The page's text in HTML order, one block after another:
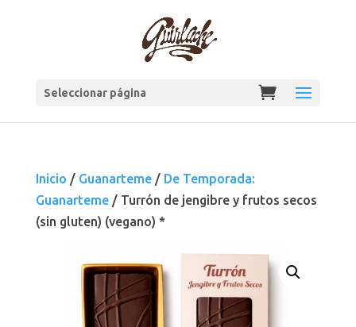
Seleccionar página
Inicio / Guanarteme/ De Temporada:
Guanarteme/ Turrón de jengibre y frutos secos
(sin gluten) (vegano) *